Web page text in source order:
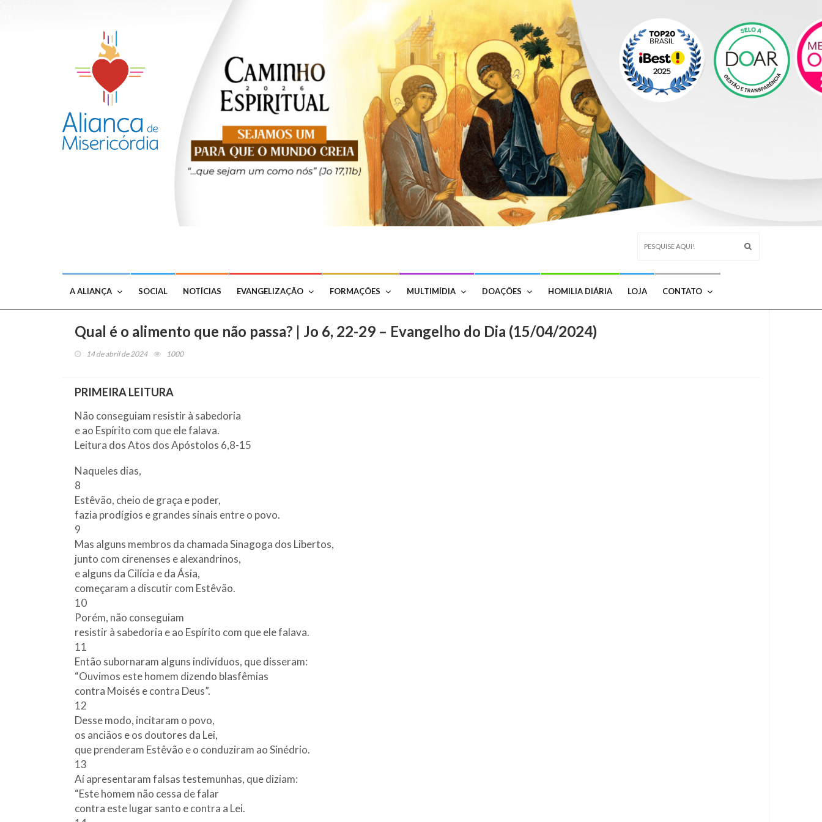
A ALIANÇA SOCIAL NOTÍCIAS EVANGELIZAÇÃO FORMAÇÕES MULTIMÍDIA DOAÇÕES HOMILIA DIÁRIA LOJA CONTATO
Qual é o alimento que não passa? | Jo 6, 22-29 – Evangelho do Dia (15/04/2024)
14 de abril de 2024 1000
PRIMEIRA LEITURA
Não conseguiam resistir à sabedoria
e ao Espírito com que ele falava.
Leitura dos Atos dos Apóstolos 6,8-15
Naqueles dias,
8
Estêvão, cheio de graça e poder,
fazia prodígios e grandes sinais entre o povo.
9
Mas alguns membros da chamada Sinagoga dos Libertos,
junto com cirenenses e alexandrinos,
e alguns da Cilícia e da Ásia,
começaram a discutir com Estêvão.
10
Porém, não conseguiam
resistir à sabedoria e ao Espírito com que ele falava.
11
Então subornaram alguns indivíduos, que disseram:
“Ouvimos este homem dizendo blasfêmias
contra Moisés e contra Deus”.
12
Desse modo, incitaram o povo,
os anciãos e os doutores da Lei,
que prenderam Estêvão e o conduziram ao Sinédrio.
13
Aí apresentaram falsas testemunhas, que diziam:
“Este homem não cessa de falar
contra este lugar santo e contra a Lei.